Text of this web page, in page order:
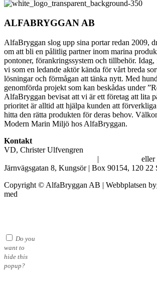
ALFABRYGGAN AB
AlfaBryggan slog upp sina portar redan 2009,
om att bli en pålitlig partner inom marina
pontoner, förankringssystem och tillbehör. Idag,
vi som en ledande aktör kända för vårt breda
lösningar och förmågan att tänka nytt. Med
genomförda projekt som kan beskådas under
AlfaBryggan bevisat att vi är ett företag att lita
prioritet är alltid att hjälpa kunden att
hitta den rätta produkten för deras behov.
Modern Marin Miljö hos AlfaBryggan.
Kontakt
VD, Christer Ulfvengren
| eller
Järnvägsgatan 8, Kungsör | Box 90154, 120
Copyright © AlfaBryggan AB | Webbplatsen
med
Do you
want to
hide this
popup?